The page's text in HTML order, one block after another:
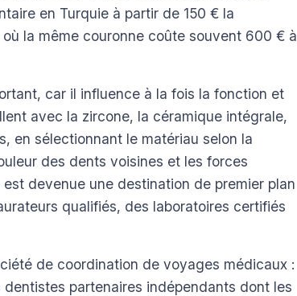
en Turquie à partir de 150 € la
la même couronne coûte souvent 600 € à
car il influence à la fois la fonction et
avec la zircone, la céramique intégrale,
en sélectionnant le matériau selon la
des dents voisines et les forces
devenue une destination de premier plan
qualifiés, des laboratoires certifiés
de coordination de voyages médicaux :
partenaires indépendants dont les